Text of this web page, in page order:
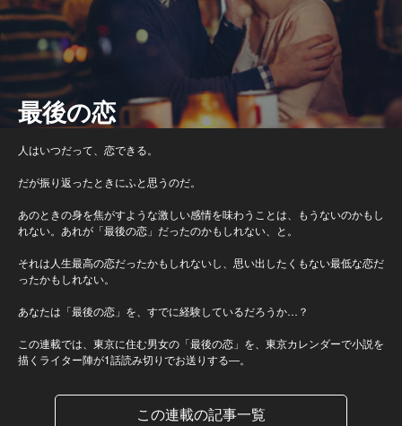
最後の恋
人はいつだって、恋できる。
だが振り返ったときにふと思うのだ。
あのときの身を焦がすような激しい感情を味わうことは、もうないのかもし
れない。あれが「最後の恋」だったのかもしれない、と。
それは人生最高の恋だったかもしれないし、思い出したくもない最低な恋だ
ったかもしれない。
あなたは「最後の恋」を、すでに経験しているだろうか…？
この連載では、東京に住む男女の「最後の恋」を、東京カレンダーで小説を
描くライター陣が1話読み切りでお送りする―。
この連載の記事一覧